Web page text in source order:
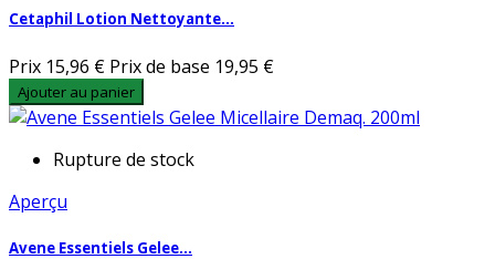
Cetaphil Lotion Nettoyante...
Prix 15,96 € Prix de base 19,95 €
Ajouter au panier
Rupture de stock
Aperçu
Avene Essentiels Gelee...